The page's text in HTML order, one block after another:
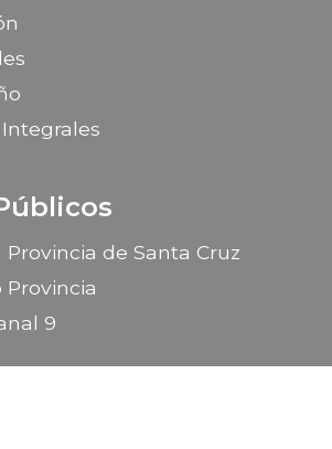
de Santa Cruz
Provincia
9